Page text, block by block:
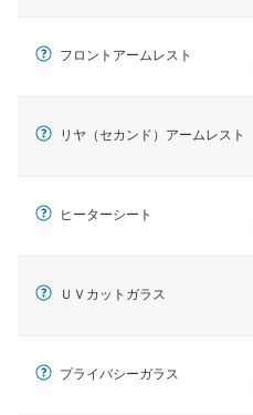
フロントアームレスト
リヤ（セカンド）アームレスト
ヒーターシート
ＵＶカットガラス
プライバシーガラス